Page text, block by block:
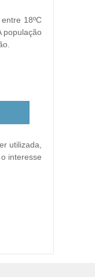
18ºC
população
utilizada,
interesse